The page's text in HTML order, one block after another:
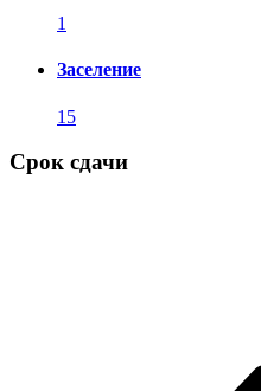
1
Заселение
15
Срок сдачи